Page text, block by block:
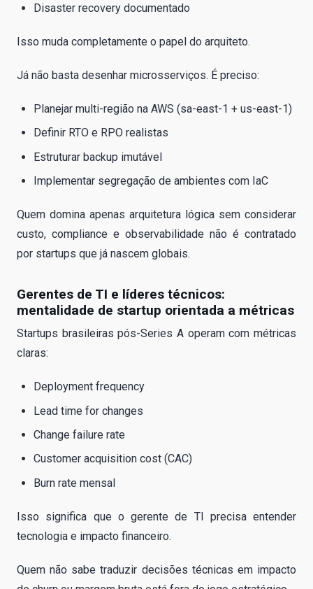
Disaster recovery documentado
Isso muda completamente o papel do arquiteto.
Já não basta desenhar microsserviços. É preciso:
Planejar multi-região na AWS (sa-east-1 + us-east-1)
Definir RTO e RPO realistas
Estruturar backup imutável
Implementar segregação de ambientes com IaC
Quem domina apenas arquitetura lógica sem considerar
custo, compliance e observabilidade não é contratado
por startups que já nascem globais.
Gerentes de TI e líderes técnicos:
mentalidade de startup orientada a métricas
Startups brasileiras pós-Series A operam com métricas
claras:
Deployment frequency
Lead time for changes
Change failure rate
Customer acquisition cost (CAC)
Burn rate mensal
Isso significa que o gerente de TI precisa entender
tecnologia e impacto financeiro.
Quem não sabe traduzir decisões técnicas em impacto